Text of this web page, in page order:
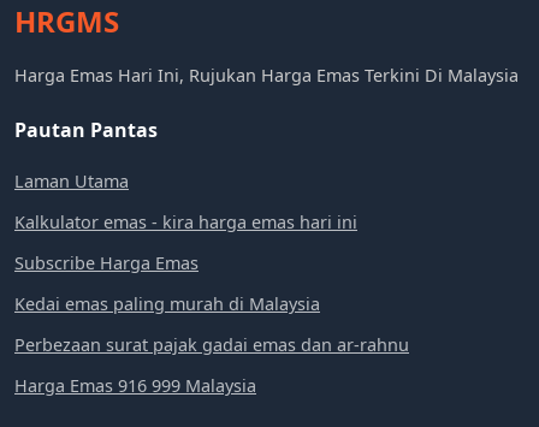
HRGMS
Harga Emas Hari Ini, Rujukan Harga Emas Terkini Di Malaysia
Pautan Pantas
Laman Utama
Kalkulator emas - kira harga emas hari ini
Subscribe Harga Emas
Kedai emas paling murah di Malaysia
Perbezaan surat pajak gadai emas dan ar-rahnu
Harga Emas 916 999 Malaysia